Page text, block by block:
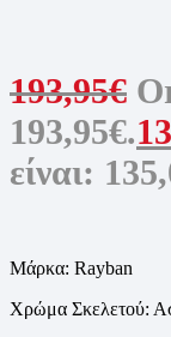
193,95€
193,95€.
είναι:
Μάρκα: Rayban
Χρώμα Σκελετού: